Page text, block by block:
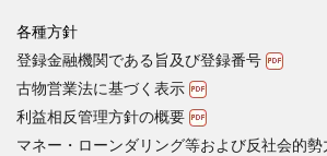
各種方針
登録金融機関である旨及び登録番号
古物営業法に基づく表示
利益相反管理方針の概要
マネー・ローンダリング等および反社会的